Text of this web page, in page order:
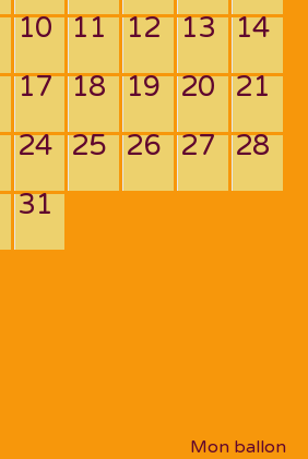
10 11 12 13 14
17 18 19 20 21
24 25 26 27 28
31
Mon ballon